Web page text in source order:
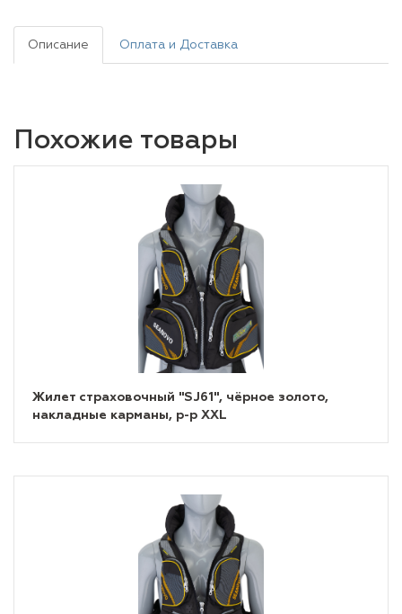
Описание Оплата и Доставка
Похожие товары
Жилет страховочный "SJ61", чёрное золото,
накладные карманы, р-р XXL